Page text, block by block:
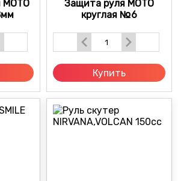
МОТО
Защита руля МОТО
круглая №6
Купить